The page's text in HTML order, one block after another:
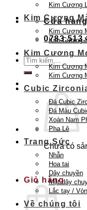
Cửa hàng
Tìm
kiếm:
Chưa có
Quay trở lại
Giỏ hàng
Kim Cương
Kim Cương
Kim Cương
Kim Cương
Kim Cương
Kim Cương
Kim Cương
Cubic
Đá Cubic
Đá Màu
Xoàn Nam
Pha Lê
Trang Sức
Nhẫn
Hoa tai
Dây chuyền
Mặt dây
Lắc tay /
Về chúng tôi